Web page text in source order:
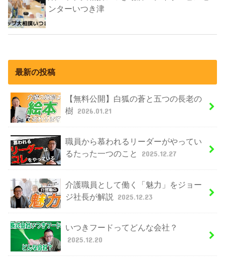
ンターいつき津
最新の投稿
【無料公開】白狐の蒼と五つの長老の
樹 2026.01.21
職員から慕われるリーダーがやってい
るたった一つのこと
2025.12.27
介護職員として働く「魅力」をジョー
ジ社長が解説
2025.12.23
いつきフードってどんな会社？
2025.12.20